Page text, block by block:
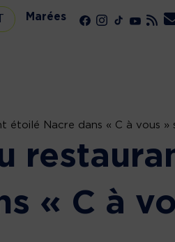
Marées
étoilé Nacre dans « C à vous »
« C à